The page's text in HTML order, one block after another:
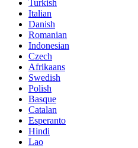
Turkish
Italian
Danish
Romanian
Indonesian
Czech
Afrikaans
Swedish
Polish
Basque
Catalan
Esperanto
Hindi
Lao